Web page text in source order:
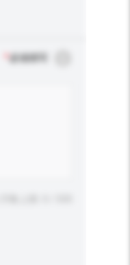
必须填写